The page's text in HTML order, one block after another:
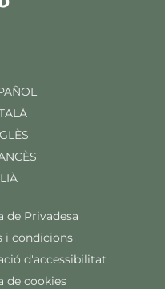
de Privadesa
i condicions
d'accessibilitat
de cookies